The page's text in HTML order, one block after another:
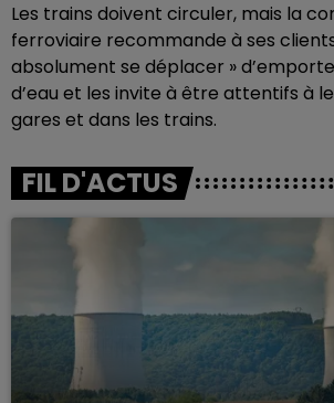
Les trains doivent circuler, mais la
ferroviaire recommande à ses
absolument se déplacer »
d’eau et les invite à être attentifs à
gares et dans les trains.
FIL D'ACTUS